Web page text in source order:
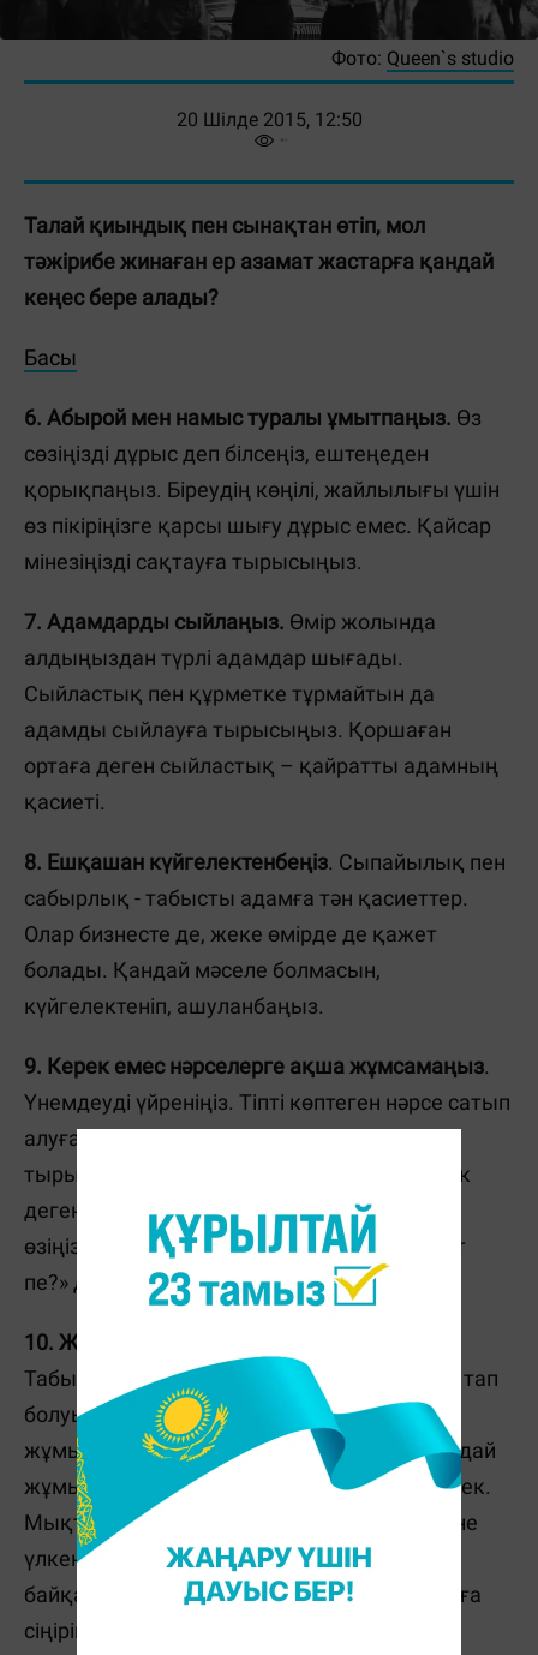
Фото: Queen`s studio
20 Шілде 2015, 12:50
Талай қиындық пен сынақтан өтіп, мол
тәжірибе жинаған ер азамат жастарға қандай
кеңес бере алады?
Басы
6. Абырой мен намыс туралы ұмытпаңыз. Өз
сөзіңізді дұрыс деп білсеңіз, ештеңеден
қорықпаңыз. Біреудің көңілі, жайлылығы үшін
өз пікіріңізге қарсы шығу дұрыс емес. Қайсар
мінезіңізді сақтауға тырысыңыз.
7. Адамдарды сыйлаңыз. Өмір жолында
алдыңыздан түрлі адамдар шығады.
Сыйластық пен құрметке тұрмайтын да
адамды сыйлауға тырысыңыз. Қоршаған
ортаға деген сыйластық – қайратты адамның
қасиеті.
8. Ешқашан күйгелектенбеңіз. Сыпайылық пен
сабырлық - табысты адамға тән қасиеттер.
Олар бизнесте де, жеке өмірде де қажет
болады. Қандай мәселе болмасын,
күйгелектеніп, ашуланбаңыз.
9. Керек емес нәрселерге ақша жұмсамаңыз.
Үнемдеуді үйреніңіз. Тіпті көптеген нәрсе сатып
алуға мұршаңыз болса да, ақша жинауға
тырысыңыз. Бұл сараң, есепқор болу керек
деген сөз емес. Бір нәрсе алудың алдында
өзіңізден «Бұл зат маған расында да қажет
пе?» деп сұрап үйреніңіз.
10. Жұмысқа жауапкершілікпен қараңыз.
Табысқа жету жолында талай қиындыққа тап
болуыңыз мүмкін. Бастапқыда табысы аз
жұмыс істеуге мәжбүр боласыз. Алайда ондай
жұмысты да жауапкершілікпен атқару керек.
Мықты кәсіпкер, маман болған адам өз ісіне
үлкен жауапкершілікпен қарайтынын
байқадыңыз ба? Осы қасиетті өз бойыңызға
сіңіріңіз.